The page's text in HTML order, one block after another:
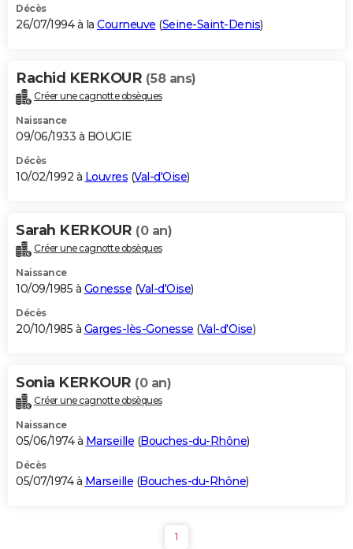
Décès
26/07/1994 à la Courneuve (Seine-Saint-Denis)
Rachid KERKOUR (58 ans)
Créer une cagnotte obsèques
Naissance
09/06/1933 à BOUGIE
Décès
10/02/1992 à Louvres (Val-d'Oise)
Sarah KERKOUR (0 an)
Créer une cagnotte obsèques
Naissance
10/09/1985 à Gonesse (Val-d'Oise)
Décès
20/10/1985 à Garges-lès-Gonesse (Val-d'Oise)
Sonia KERKOUR (0 an)
Créer une cagnotte obsèques
Naissance
05/06/1974 à Marseille (Bouches-du-Rhône)
Décès
05/07/1974 à Marseille (Bouches-du-Rhône)
1